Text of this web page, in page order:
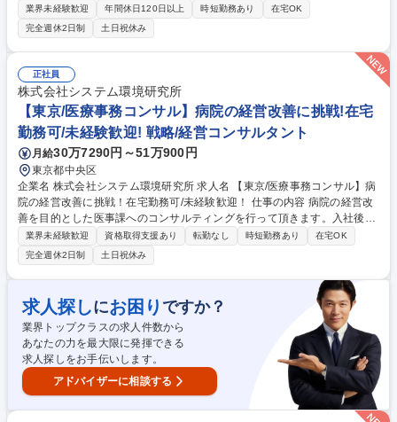
明細から治療内容や病気を調べ、保険金のお支払いが可能かどうか判断頂
く不正請求調査・査定業務をお任せいたします。 【詳細】◆不正請求調査
業務：〇動物病院への訪問調査・指導 〇カルテ・診療明細書の分析を通じ
た請求内容の精査 ◆査定関連業務：〇保険金支払可否にかかる獣医学的判
断 〇獣医学的見解に基づく保険金支払基準の検討・策定※訪問調査は宿泊
を伴う出張も場合があります。その他、査定スタッフに対する獣医療研修
も行って頂きます。 募集職種 【不正請求調査/獣医師専門職】在宅◎/キャ
リアチェンジ /第一ライフグループ
業界未経験歓迎 年間休日120日以上 時短勤務あり
在宅OK
完全週休2日制
土日祝休み
正社員
株式会社システム環境研究所
【東京/医療事務コンサル】病院の経営改善に挑戦!在宅
勤務可/未経験歓迎! 戦略/経営コンサルタント
月給30万7290円～51万900円
東京都中央区
企業名 株式会社システム環境研究所 求人名 【東京/医療事務コンサル】病
院の経営改善に挑戦！在宅勤務可/未経験歓迎！ 仕事の内容 病院の経営改
善を目的とした医事課へのコンサルティングを行って頂きます。入社後は
同行を通じたOJTを中心に業務に慣れていただき、ゆくゆくは部署のリー
ダーとして中心となっていただく事を期待しています。 【具体的に】病院
の経営層や医事課に対して、診療報酬請求精度改善のコンサルティングを
行って頂きます。請求漏れの確認、査定・返戻の分析・対策立案等、診療
報酬請求精度の改善を図ります。大学病院をはじめ大規模な病院の経営改
善に携わる事ができ、経験、やりがいともに大きな仕事になります。 募集
職種 【東京/医療事務コンサル】病院の経営改善に挑戦！在宅勤務可/未経
験歓迎！
業界未経験歓迎 資格取得支援あり 転勤なし 時短勤務あり
在宅OK
完全週休2日制
土日祝休み
求人探しにお困り ですか？
業界トップクラスの求人件数から
あなたの力を最大限に発揮できる
求人探しをお手伝いします。
アドバイザーに相談する